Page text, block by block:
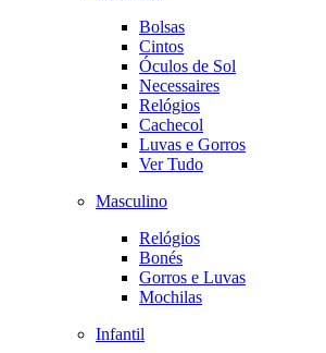
Bolsas
Cintos
Óculos de Sol
Necessaires
Relógios
Cachecol
Luvas e Gorros
Ver Tudo
Masculino
Relógios
Bonés
Gorros e Luvas
Mochilas
Infantil